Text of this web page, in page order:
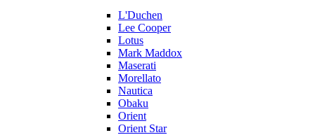
L'Duchen
Lee Cooper
Lotus
Mark Maddox
Maserati
Morellato
Nautica
Obaku
Orient
Orient Star